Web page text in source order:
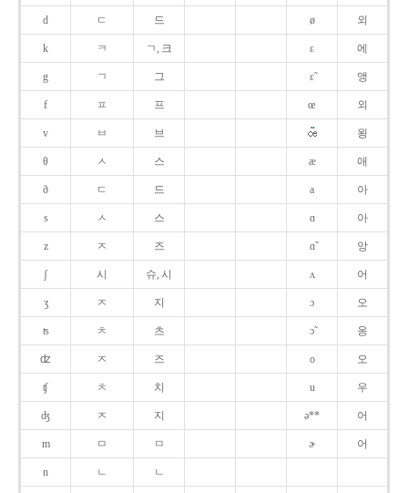
d ㄷ 드 ø 외
k ㅋ ㄱ, 크 ɛ 에
g ㄱ 그 ɛ̃ 앵
f ㅍ 프 œ 외
v ㅂ 브 욍
θ ㅅ 스 æ 애
ð ㄷ 드 a 아
s ㅅ 스 ɑ 아
z ㅈ 즈 ɑ̃ 앙
ʃ 시 슈, 시 ʌ 어
ʒ ㅈ 지 ɔ 오
ʦ ㅊ 츠 ɔ̃ 옹
ʣ ㅈ 즈 o 오
ʧ ㅊ 치 u 우
ʤ ㅈ 지 ə** 어
m ㅁ ㅁ ɚ 어
n ㄴ ㄴ